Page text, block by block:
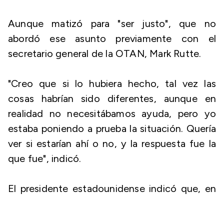
Aunque matizó para "ser justo", que no
abordó ese asunto previamente con el
secretario general de la OTAN, Mark Rutte.
"Creo que si lo hubiera hecho, tal vez las
cosas habrían sido diferentes, aunque en
realidad no necesitábamos ayuda, pero yo
estaba poniendo a prueba la situación. Quería
ver si estarían ahí o no, y la respuesta fue la
que fue", indicó.
El presidente estadounidense indicó que, en